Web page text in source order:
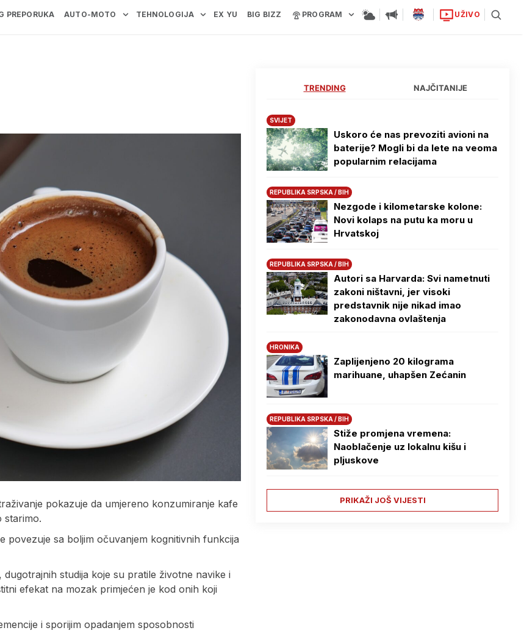
PREPORUKA AUTO-MOTO TEHNOLOGIJA EX YU BIG BIZZ PROGRAM UŽIVO
pokazuje da umjereno konzumiranje kafe
starimo.
povezuje sa boljim očuvanjem kognitivnih funkcija
studija koje su pratile životne navike i
efekat na mozak primjećen je kod onih koji
i sporijim opadanjem sposobnosti
TRENDING NAJČITANIJE
SVIJET
Uskoro će nas prevoziti avioni na
baterije? Mogli bi da lete na veoma
popularnim relacijama
REPUBLIKA SRPSKA / BIH
Nezgode i kilometarske kolone:
Novi kolaps na putu ka moru u
Hrvatskoj
REPUBLIKA SRPSKA / BIH
Autori sa Harvarda: Svi nametnuti
zakoni ništavni, jer visoki
predstavnik nije nikad imao
zakonodavna ovlaštenja
HRONIKA
Zaplijenjeno 20 kilograma
marihuane, uhapšen Zećanin
REPUBLIKA SRPSKA / BIH
Stiže promjena vremena:
Naoblačenje uz lokalnu kišu i
pljuskove
PRIKAŽI JOŠ VIJESTI